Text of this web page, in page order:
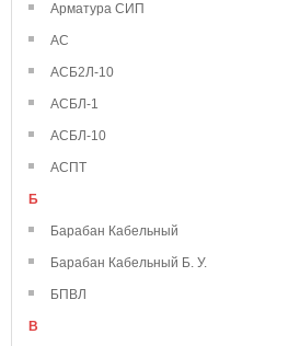
Арматура СИП
АС
АСБ2Л-10
АСБЛ-1
АСБЛ-10
АСПТ
Б
Барабан Кабельный
Барабан Кабельный Б. У.
БПВЛ
В